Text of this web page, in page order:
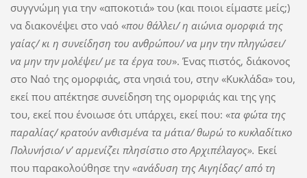
συγγνώμη για την «αποκοτιά» του (και ποιοι είμαστε μείς;)
να διακονέψει στο ναό «που θάλλει/ η αιώνια ομορφιά της
γαίας/ κι η συνείδηση του ανθρώπου/ να μην την πληγώσει/
να μην την μολέψει/ με τα έργα του». Ένας πιστός, διάκονος
στο Ναό της ομορφιάς, στα νησιά του, στην «Κυκλάδα» του,
εκεί που απέκτησε συνείδηση της ομορφιάς και της γης
του, εκεί που ένοιωσε ότι υπάρχει, εκεί που: «τα φώτα της
παραλίας/ κρατούν ανθισμένα τα μάτια/ θωρώ το κυκλαδίτικο
Πολυνήσιο/ ν’ αρμενίζει πλησίστιο στο Αρχιπέλαγος». Εκεί
που παρακολούθησε την«ανάδυση της Αιγηίδας/ από τη